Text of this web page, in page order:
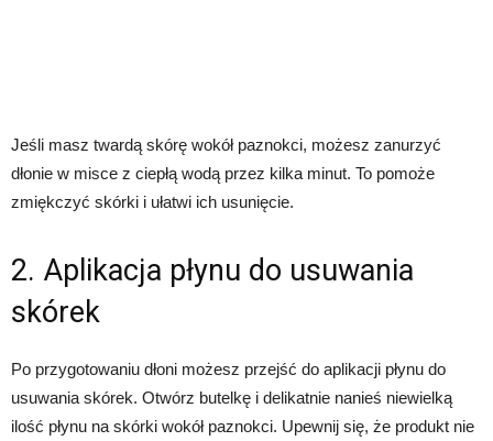
Jeśli masz twardą skórę wokół paznokci, możesz zanurzyć
dłonie w misce z ciepłą wodą przez kilka minut. To pomoże
zmiękczyć skórki i ułatwi ich usunięcie.
2. Aplikacja płynu do usuwania
skórek
Po przygotowaniu dłoni możesz przejść do aplikacji płynu do
usuwania skórek. Otwórz butelkę i delikatnie nanieś niewielką
ilość płynu na skórki wokół paznokci. Upewnij się, że produkt nie